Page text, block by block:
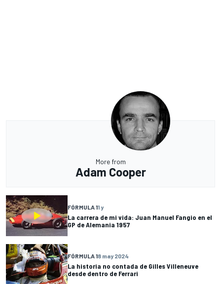
More from
Adam Cooper
FÓRMULA 11 y
La carrera de mi vida: Juan Manuel Fangio en el
GP de Alemania 1957
FÓRMULA 18 may 2024
La historia no contada de Gilles Villeneuve
desde dentro de Ferrari